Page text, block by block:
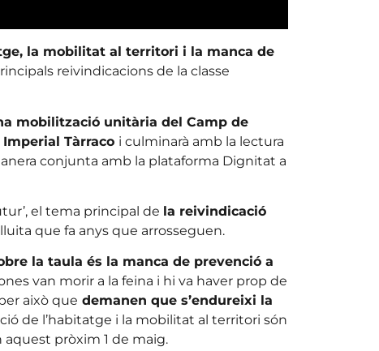
la mobilitat al territori i la manca de
reivindicacions de la classe
mobilització unitària del Camp de
Imperial Tàrraco i culminarà amb la lectura
conjunta amb la plataforma Dignitat a
el tema principal de la reivindicació
que fa anys que arrosseguen.
la taula és la manca de prevenció a
van morir a la feina i hi va haver prop de
això que demanen que s’endureixi la
de l’habitatge i la mobilitat al territori són
aquest pròxim 1 de maig.